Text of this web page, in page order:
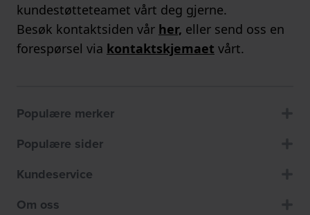
kundestøtteteamet vårt deg gjerne.
Besøk kontaktsiden vår her, eller send oss en
forespørsel via kontaktskjemaet vårt.
Populære merker
Populære sider
Kundeservice
Om oss